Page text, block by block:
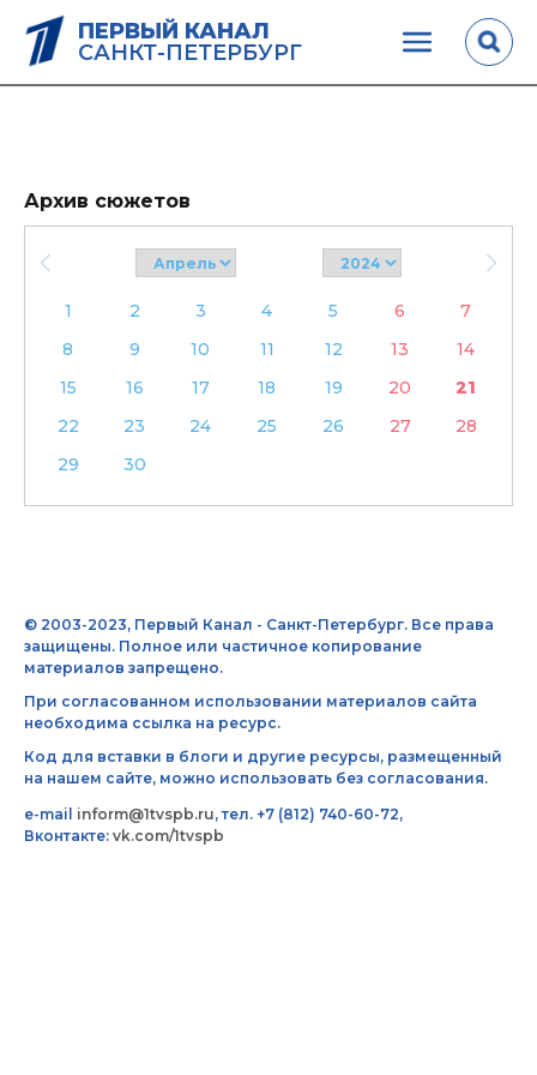
ПЕРВЫЙ КАНАЛ
САНКТ-ПЕТЕРБУРГ
Архив сюжетов
1 2 3 4 5 6
7
8
9 10 11 12 13
14
15
16 17 18 19 20
21
22
23 24 25 26 27
28
29
30
© 2003-2023, Первый Канал - Санкт-Петербург. Все права
защищены. Полное или частичное копирование
материалов запрещено.
При согласованном использовании материалов сайта
необходима ссылка на ресурс.
Код для вставки в блоги и другие ресурсы, размещенный
на нашем сайте, можно использовать без согласования.
e-mail inform@1tvspb.ru, тел. +7 (812) 740-60-72,
Вконтакте: vk.com/1tvspb